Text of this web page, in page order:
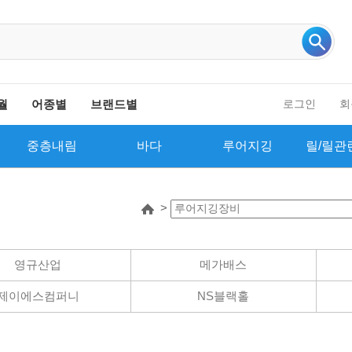
어종별 브랜드별 로그인
중층내림 바다 루어지깅 릴/릴관
>
영규산업 메가배스
이에스컴퍼니 NS블랙홀